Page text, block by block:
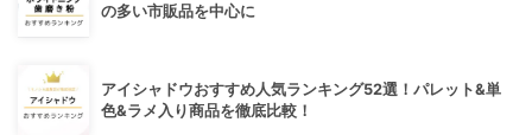
の多い市販品を中心に
アイシャドウおすすめ人気ランキング52選！パレット&単
色&ラメ入り商品を徹底比較！